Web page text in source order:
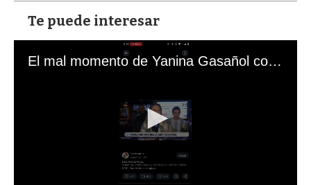
Te puede interesar
El mal momento de Yanina Gasañol con un hincha argentino en "Subrayado"